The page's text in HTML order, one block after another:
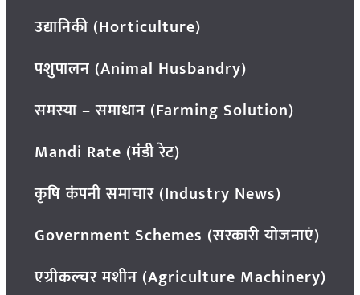
उद्यानिकी (Horticulture)
पशुपालन (Animal Husbandry)
समस्या – समाधान (Farming Solution)
Mandi Rate (मंडी रेट)
कृषि कंपनी समाचार (Industry News)
Government Schemes (सरकारी योजनाएं)
एग्रीकल्चर मशीन (Agriculture Machinery)